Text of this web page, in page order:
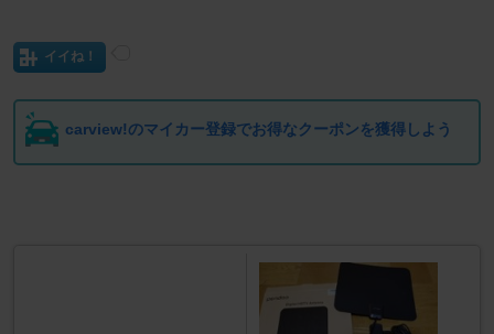
イイね！
carview!のマイカー登録でお得なクーポンを獲得しよう